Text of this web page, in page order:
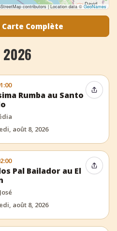
contributors | Location data © GeoNames
Carte Complète
2026
Rumba au Santo
août 8, 2026
Pal Bailador au El
août 8, 2026